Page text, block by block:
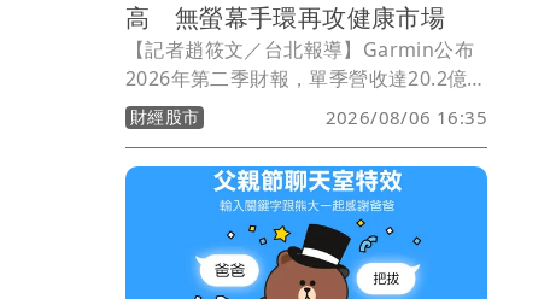
高 無螢幕手環再攻健康市場
【記者趙筱文／台北報導】Garmin公布
2026年第二季財報，單季營收達20.2億美
元，年增11%，創下歷史新高；隨著營運
效益改善，毛利率升至62.4%、營業利益
率達30.4%，營業利益也創新高來到6.16
億美元，年增30%。在上半年表現優於預
期下，Garmin同步上調全年營收財測至
80.5億美元。
財經股市 2026/08/06 16:35